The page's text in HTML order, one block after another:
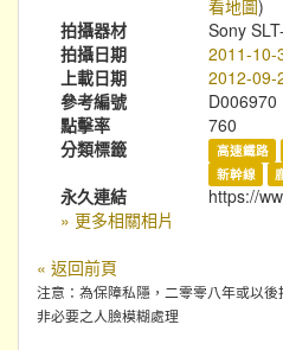
看地圖)
拍攝器材
Sony
拍攝日期
2011-10-
上載日期
2012-09-
參考編號
D006970
點擊率
760
分類標籤
高速鐵路
新幹線
永久連結
https://
» 更多相關相片
« 返回前頁
注意：為保障私隱，二零零八年或以
非必要之人臉模糊處理